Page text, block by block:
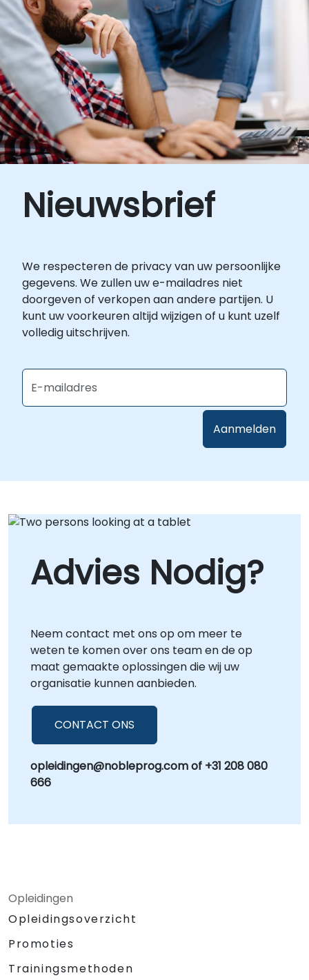
Nieuwsbrief
We respecteren de privacy van uw persoonlijke
gegevens. We zullen uw e-mailadres niet
doorgeven of verkopen aan andere partijen. U
kunt uw voorkeuren altijd wijzigen of u kunt uzelf
volledig uitschrijven.
Advies Nodig?
Neem contact met ons op om meer te
weten te komen over ons team en de op
maat gemaakte oplossingen die wij uw
organisatie kunnen aanbieden.
CONTACT ONS
opleidingen@nobleprog.com of +31 208 080
666
Opleidingen
Opleidingsoverzicht
Promoties
Trainingsmethoden